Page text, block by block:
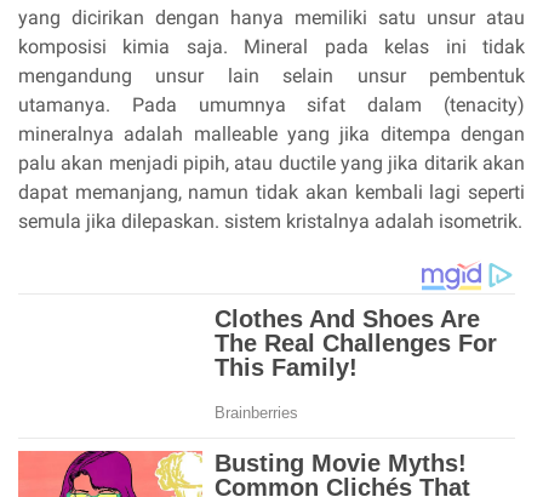
yang dicirikan dengan hanya memiliki satu unsur atau
komposisi kimia saja. Mineral pada kelas ini tidak
mengandung unsur lain selain unsur pembentuk
utamanya. Pada umumnya sifat dalam (tenacity)
mineralnya adalah malleable yang jika ditempa dengan
palu akan menjadi pipih, atau ductile yang jika ditarik akan
dapat memanjang, namun tidak akan kembali lagi seperti
semula jika dilepaskan. sistem kristalnya adalah isometrik.